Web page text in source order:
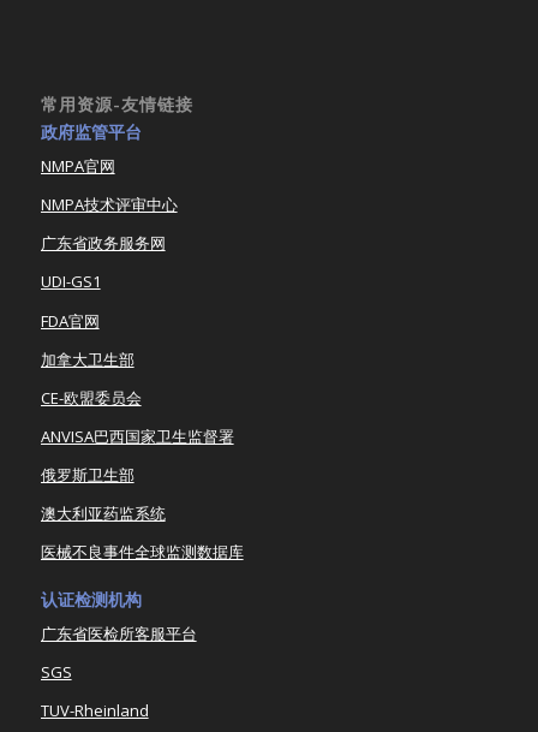
常用资源-友情链接
政府监管平台
NMPA官网
NMPA技术评审中心
广东省政务服务网
UDI-GS1
FDA官网
加拿大卫生部
CE-欧盟委员会
ANVISA巴西国家卫生监督署
俄罗斯卫生部
澳大利亚药监系统
医械不良事件全球监测数据库
认证检测机构
广东省医检所客服平台
SGS
TUV-Rheinland